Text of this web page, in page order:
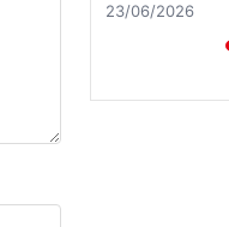
26/05/2026